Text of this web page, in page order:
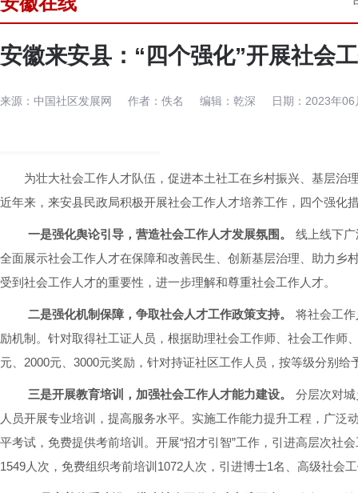
安徽来安县：“四个强化”开展社会
来源： 中国社区发展网 作者： 佚名 编辑： 乾深 日期： 2023年06
为壮大社会工作人才队伍，促进本土社工在乡村振兴、基层治
近年来，来安县民政局积极开展社会工作人才培养工作，四个强化
一是强化舆论引导，营造社会工作人才发展氛围。
线上线下
全面展示社会工作人才在保障和改善民生、创新基层治理、助力乡
受到社会工作人才的重要性，进一步理解和尊重社会工作人才。
二是强化机制保障，争取社会人才工作政策支持。
将社会工
励机制。针对取得社工证人员，根据助理社会工作师、社会工作师
元、2000元、3000元奖励，针对持证社区工作人员，按等级分别
三是开展教育培训，加强社会工作人才能力建设。
分层次对
人员开展专业培训，提高服务水平。实施工作能力提升工程，广泛
平考试，免费提供考前培训。开展“招才引智”工作，引进高层次社
1549人次，免费组织考前培训1072人次，引进博士1名、高级社会